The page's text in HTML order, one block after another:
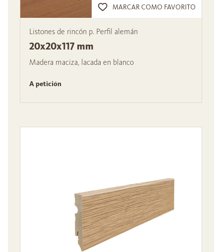
MARCAR COMO FAVORITO
Listones de rincón p. Perfil alemán
20x20x117 mm
Madera maciza, lacada en blanco
A petición